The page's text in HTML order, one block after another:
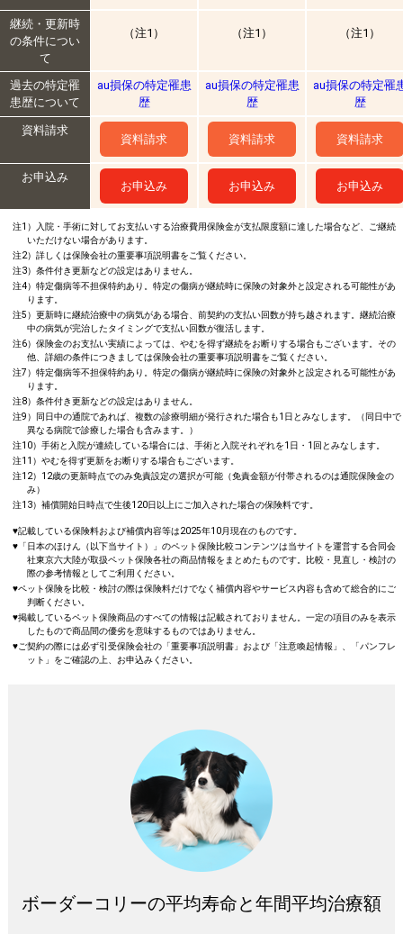
継続・更新時
の条件につい
て
（注1） （注1） （注1）
過去の特定罹
患歴について
au損保の特定罹患
歴
au損保の特定罹患
歴
au損保の特定罹
歴
資料請求
資料請求 資料請求 資料請求
お申込み
お申込み お申込み お申込み
注1）入院・手術に対してお支払いする治療費用保険金が支払限度額に達した場合など、ご継続
いただけない場合があります。
注2）詳しくは保険会社の重要事項説明書をご覧ください。
注3）条件付き更新などの設定はありません。
注4）特定傷病等不担保特約あり。特定の傷病が継続時に保険の対象外と設定される可能性があ
ります。
注5）更新時に継続治療中の病気がある場合、前契約の支払い回数が持ち越されます。継続治療
中の病気が完治したタイミングで支払い回数が復活します。
注6）保険金のお支払い実績によっては、やむを得ず継続をお断りする場合もございます。その
他、詳細の条件につきましては保険会社の重要事項説明書をご覧ください。
注7）特定傷病等不担保特約あり。特定の傷病が継続時に保険の対象外と設定される可能性があ
ります。
注8）条件付き更新などの設定はありません。
注9）同日中の通院であれば、複数の診療明細が発行された場合も1日とみなします。（同日中で
異なる病院で診療した場合も含みます。）
注10）手術と入院が連続している場合には、手術と入院それぞれを1日・1回とみなします。
注11）やむを得ず更新をお断りする場合もございます。
注12）12歳の更新時点でのみ免責設定の選択が可能（免責金額が付帯されるのは通院保険金の
み）
注13）補償開始日時点で生後120日以上にご加入された場合の保険料です。
♥記載している保険料および補償内容等は2025年10月現在のものです。
♥「日本のほけん（以下当サイト）」のペット保険比較コンテンツは当サイトを運営する合同会
社東京六大陸が取扱ペット保険各社の商品情報をまとめたものです。比較・見直し・検討の
際の参考情報としてご利用ください。
♥ペット保険を比較・検討の際は保険料だけでなく補償内容やサービス内容も含めて総合的にご
判断ください。
♥掲載しているペット保険商品のすべての情報は記載されておりません。一定の項目のみを表示
したもので商品間の優劣を意味するものではありません。
♥ご契約の際には必ず引受保険会社の「重要事項説明書」および「注意喚起情報」、「パンフレ
ット」をご確認の上、お申込みください。
ボーダーコリーの平均寿命と年間平均治療額